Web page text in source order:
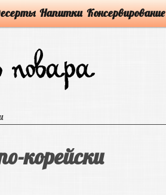
Напитки Консервирование
корейски